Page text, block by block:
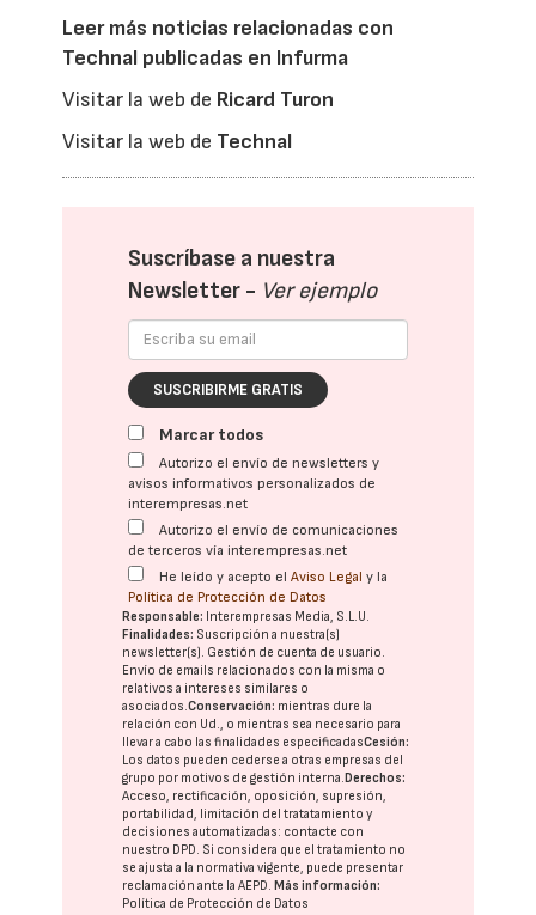
Leer más noticias relacionadas con
Technal publicadas en Infurma
Visitar la web de Ricard Turon
Visitar la web de Technal
Suscríbase a nuestra
Newsletter - Ver ejemplo
SUSCRIBIRME GRATIS
Marcar todos
Autorizo el envío de newsletters y
avisos informativos personalizados de
interempresas.net
Autorizo el envío de comunicaciones
de terceros vía interempresas.net
He leído y acepto elAviso Legal y la
Política de Protección de Datos
Responsable: Interempresas Media, S.L.U.
Finalidades: Suscripción a nuestra(s)
newsletter(s). Gestión de cuenta de usuario.
Envío de emails relacionados con la misma o
relativos a intereses similares o
asociados.Conservación: mientras dure la
relación con Ud., o mientras sea necesario para
llevar a cabo las finalidades especificadasCesión:
Los datos pueden cederse a otras empresas del
grupo por motivos de gestión interna.Derechos:
Acceso, rectificación, oposición, supresión,
portabilidad, limitación del tratatamiento y
decisiones automatizadas: contacte con
nuestro DPD. Si considera que el tratamiento no
se ajusta a la normativa vigente, puede presentar
reclamación ante laAEPD.Más información:
Política de Protección de Datos